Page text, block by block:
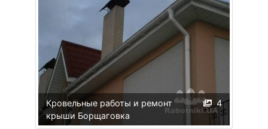
4
Кровельные работы и ремонт
крыши Борщаговка